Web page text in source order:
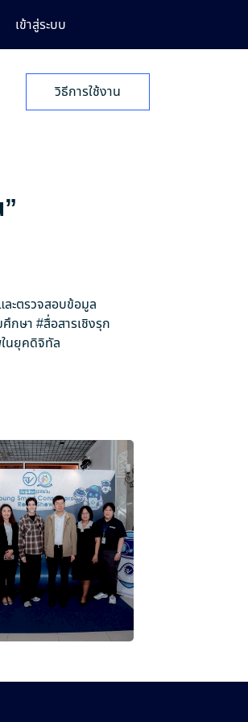
เข้าสู่ระบบ
วิธีการใช้งาน
ละตรวจสอบข้อมูล
กษา #สื่อสารเชิงรุก
นยุคดิจิทัล